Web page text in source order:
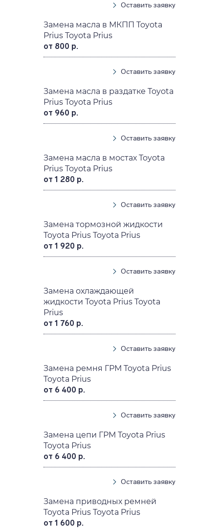
Оставить заявку
Замена масла в МКПП Toyota
Prius Toyota Prius
от 800 р.
Оставить заявку
Замена масла в раздатке Toyota
Prius Toyota Prius
от 960 р.
Оставить заявку
Замена масла в мостах Toyota
Prius Toyota Prius
от 1 280 р.
Оставить заявку
Замена тормозной жидкости
Toyota Prius Toyota Prius
от 1 920 р.
Оставить заявку
Замена охлаждающей
жидкости Toyota Prius Toyota
Prius
от 1 760 р.
Оставить заявку
Замена ремня ГРМ Toyota Prius
Toyota Prius
от 6 400 р.
Оставить заявку
Замена цепи ГРМ Toyota Prius
Toyota Prius
от 6 400 р.
Оставить заявку
Замена приводных ремней
Toyota Prius Toyota Prius
от 1 600 р.